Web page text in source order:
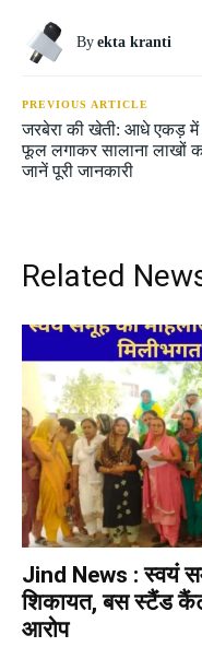
By ekta kranti
PREVIOUS ARTICLE
जरबेरा की खेती: आधे एकड़ में
फूल लगाकर सालाना लाखों
जानें पूरी जानकारी
Related
Jind News : स्वयं
शिकायत, बस स्टैंड
आरोप